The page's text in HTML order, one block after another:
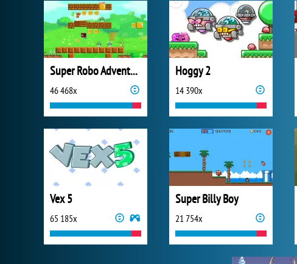
Super Robo Adventure
46 468x
Hoggy 2
14 390x
Vex 5
65 185x
Super Billy Boy
21 754x